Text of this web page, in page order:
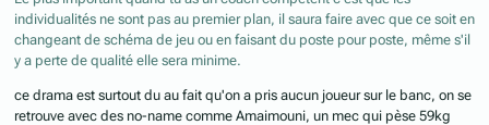
individualités ne sont pas au premier plan, il saura faire avec que ce soit en
changeant de schéma de jeu ou en faisant du poste pour poste, même s'il
y a perte de qualité elle sera minime.
ce drama est surtout du au fait qu'on a pris aucun joueur sur le banc, on se
retrouve avec des no-name comme Amaimouni, un mec qui pèse 59kg